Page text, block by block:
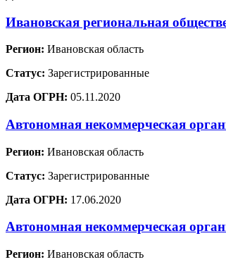
Ивановская региональная
Регион: Ивановская область
Статус: Зарегистрированные
Дата ОГРН: 05.11.2020
Автономная некоммерческая
Регион: Ивановская область
Статус: Зарегистрированные
Дата ОГРН: 17.06.2020
Автономная некоммерческая
Регион: Ивановская область